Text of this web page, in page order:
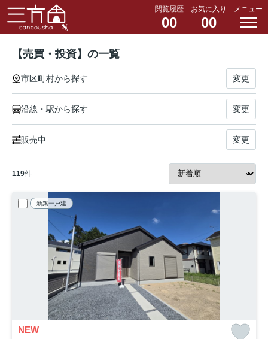
閲覧履歴
00
お気に入り
00
メニュー
【売買・投資】の一覧
市区町村から探す 変更
沿線・駅から探す 変更
販売中 変更
119件
新築一戸建
NEW